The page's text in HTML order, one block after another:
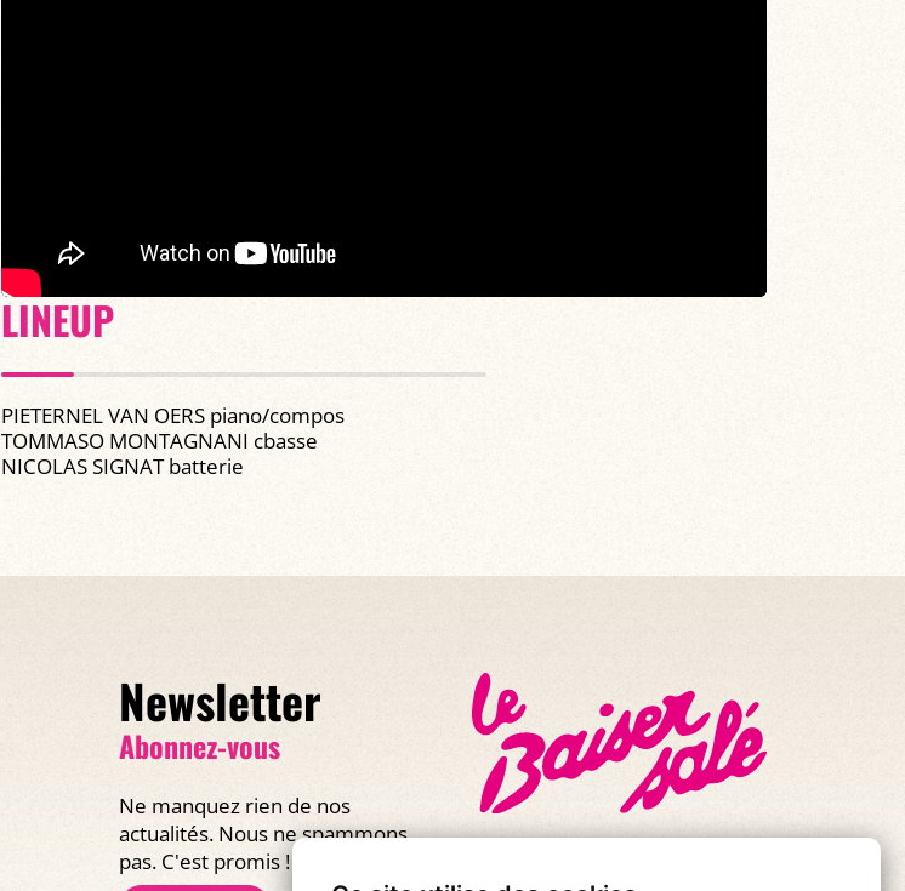
LINEUP
PIETERNEL VAN OERS piano/compos
TOMMASO MONTAGNANI cbasse
NICOLAS SIGNAT batterie
Newsletter
Abonnez-vous
Ne manquez rien de nos
actualités. Nous ne spammons
pas. C'est promis !